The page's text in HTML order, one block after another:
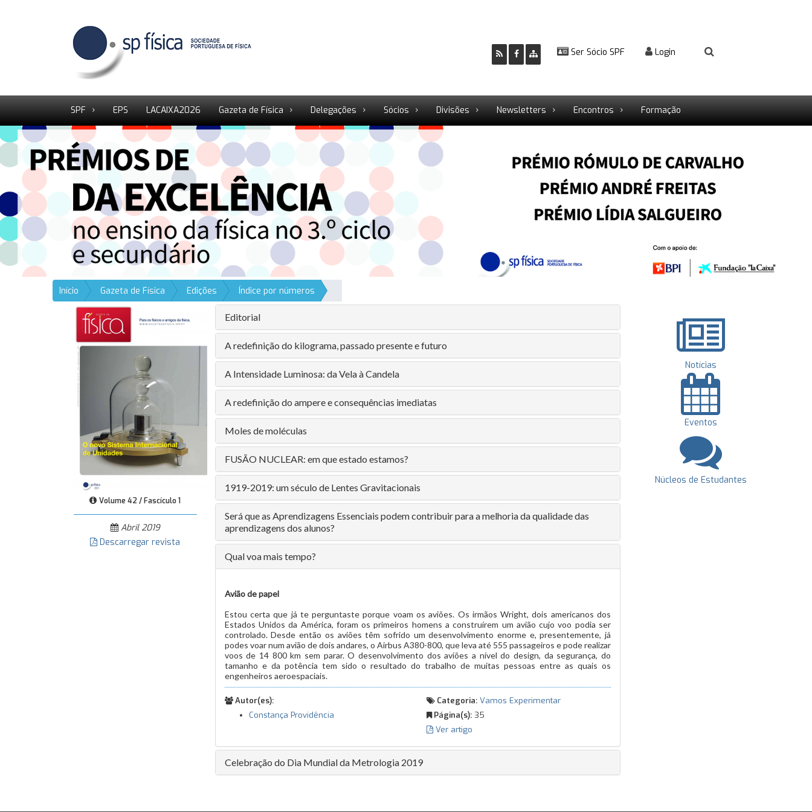
Ser Sócio SPF Login
SPF EPS LACAIXA2026 Gazeta de Física Delegações Sócios Divisões Newsletters Encontros Formação
Início Gazeta de Física Edições Índice por números
Volume 42 / Fascículo 1
Abril 2019
Descarregar revista
Editorial
A redefinição do kilograma, passado presente e futuro
A Intensidade Luminosa: da Vela à Candela
A redefinição do ampere e consequências imediatas
Moles de moléculas
FUSÃO NUCLEAR: em que estado estamos?
1919-2019: um século de Lentes Gravitacionais
Será que as Aprendizagens Essenciais podem contribuir para a melhoria da qualidade das
aprendizagens dos alunos?
Qual voa mais tempo?
Avião de papel
Estou certa que já te perguntaste porque voam os aviões. Os irmãos Wright, dois americanos dos
Estados Unidos da América, foram os primeiros homens a construírem um avião cujo voo podia ser
controlado. Desde então os aviões têm sofrido um desenvolvimento enorme e, presentemente, já
podes voar num avião de dois andares, o Airbus A380-800, que leva até 555 passageiros e pode realizar
voos de 14 800 km sem parar. O desenvolvimento dos aviões a nível do design, da segurança, do
tamanho e da potência tem sido o resultado do trabalho de muitas pessoas entre as quais os
engenheiros aeroespaciais.
Autor(es):
Constança Providência
Categoria: Vamos Experimentar
Página(s): 35
Ver artigo
Celebração do Dia Mundial da Metrologia 2019
Notícias
Eventos
Núcleos de Estudantes